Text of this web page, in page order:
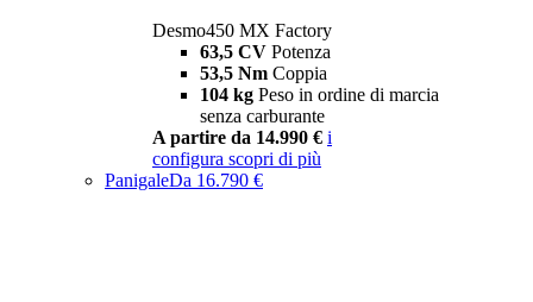
Desmo450 MX Factory
63,5 CV Potenza
53,5 Nm Coppia
104 kg Peso in ordine di marcia
senza carburante
A partire da 14.990 € i
configura scopri di più
PanigaleDa 16.790 €